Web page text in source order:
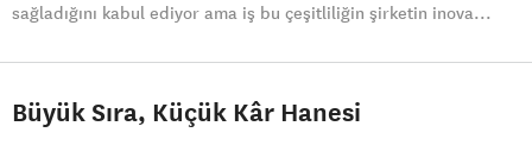
sağladığını kabul ediyor ama iş bu çeşitliliğin şirketin inova...
Büyük Sıra, Küçük Kâr Hanesi